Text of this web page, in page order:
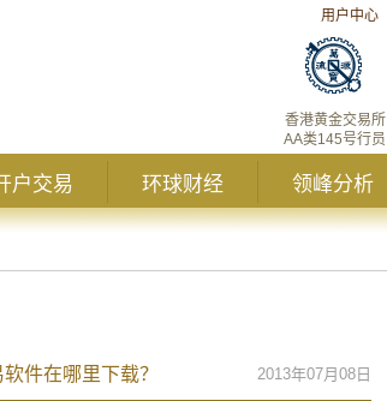
用户中心
香港黄金交易所
AA类145号行员
户交易 环球财经 领峰分析
件在哪里下载？ 2013年07月08日